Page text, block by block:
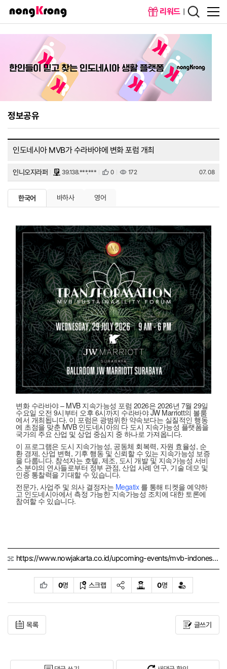
리워드
정보공유
인도네시아 MVB가 수라바야에 변화 포럼 개최
인니오지라퍼 39.138.***.*** 0 172 07. 08
한국어 바하사 영어
변화 수라바야 – MVB 지속가능성 포럼 2026은 2026년 7월 29일
수요일 오전 9시부터 오후 6시까지 수라바야 JW Marriott의 볼룸
에서 개최됩니다.이 포럼은 광범위한 약속보다는 실질적인 행동
에 초점을 맞춘 MVB 인도네시아의 다 도시 지속가능성 플랫폼을
국가의 주요 산업 및 상업 중심지 중 하나로 가져옵니다.
이 프로그램은 도시 지속가능성, 공동체 회복력, 자원 효율성, 순
환 경제, 산업 변혁, 기후 행동 및 신뢰할 수 있는 지속가능성 보증
을 다룹니다. 참석자는 호텔, 제조, 도시 개발 및 지속가능성 서비
스 분야의 연사들로부터 정부 관점, 산업 사례 연구, 기술 데모 및
인증 통찰력을 기대할 수 있습니다.
전문가, 사업주 및 의사 결정자는 Megatix 를 통해 티켓을 예약하
고 인도네시아에서 측정 가능한 지속가능성 조치에 대한 토론에
참여할 수 있습니다.
https://www.nowjakarta.co.id/upcoming-events/mvb-indonesia-brings-transformation-forum-to-surabaya/
0명 스크랩 0명
목록 글쓰기
메인화면